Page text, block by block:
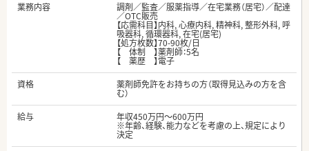
業務内容
調剤／監査／服薬指導／在宅業務（居宅）／配達
／OTC販売
【応需科目】内科, 心療内科, 精神科, 整形外科, 呼
吸器科, 循環器科, 在宅(居宅)
【処方枚数】70-90枚/日
【 体制 】薬剤師：5名
【 薬歴 】電子
資格
薬剤師免許をお持ちの方（取得見込みの方を含
む）
給与
年収450万円～600万円
※年齢、経験、能力などを考慮の上、規定により
決定